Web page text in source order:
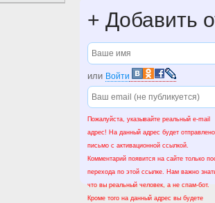
+ Добавить
или Войти
Пожалуйста, указывайте реальный e-mail
адрес! На данный адрес будет отправлено
письмо с активационной ссылкой.
Комментарий появится на сайте только
перехода по этой ссылке. Нам важно
что вы реальный человек, а не спам-бот.
Кроме того на данный адрес вы будете